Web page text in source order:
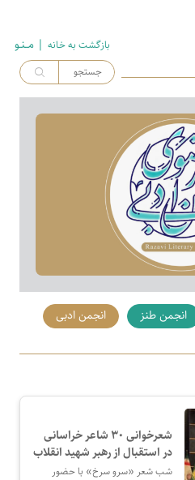
بازگشت به خـانه | مــنـو
انجمن طنز انجمن ادبی
شعرخوانی ۳۰ شاعر خراسانی
در استقبال از رهبر شهید انقلاب
شب شعر «سرو سرخ» با حضور